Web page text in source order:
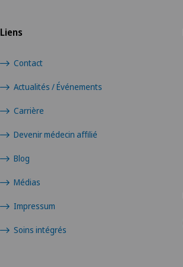
Liens
Contact
Actualités / Événements
Carrière
Devenir médecin affilié
Blog
Médias
Impressum
Soins intégrés